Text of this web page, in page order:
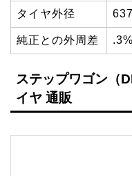
タイヤ外径
純正との外周差 .3%
ステップワゴン（
イヤ 通販